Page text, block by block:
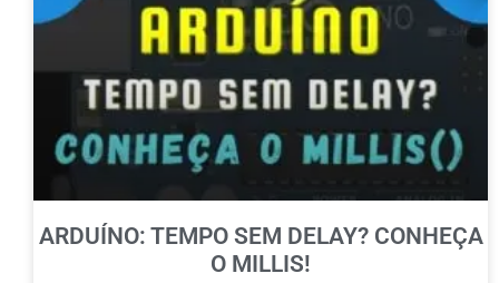
ARDUÍNO: TEMPO SEM DELAY? CONHEÇA
O MILLIS!